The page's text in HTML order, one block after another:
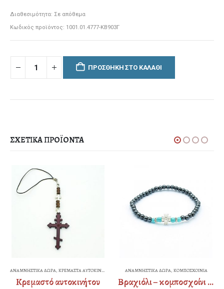
Διαθεσιμότητα: Σε απόθεμα
Κωδικός προϊόντος: 1001.01.4777-ΚΒ903Γ
ΠΡΟΣΘΉΚΗ ΣΤΟ ΚΑΛΆΘΙ
ΣΧΕΤΙΚΆ ΠΡΟΪΌΝΤΑ
ΑΝΑΜΝΗΣΤΙΚΑ ΔΩΡΑ, ΚΡΕΜΑΣΤΑ ΑΥΤΟΚΙΝΗΤΟΥ
Κρεμαστό αυτοκινήτου
ΑΝΑΜΝΗΣΤΙΚΑ ΔΩΡΑ, ΚΟΜΠΟΣΧΟΙΝΙΑ
Βραχιόλι – κομποσχοίνι – αιματίτης